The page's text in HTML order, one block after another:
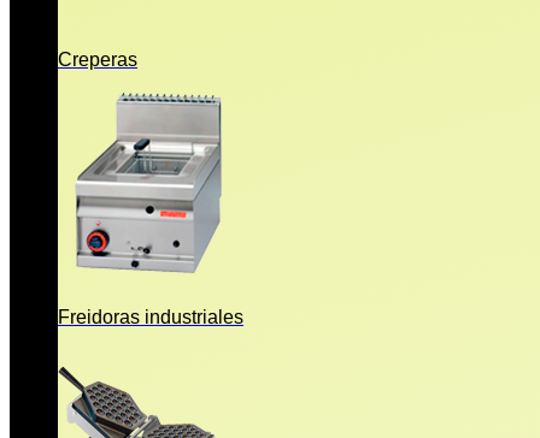
Creperas
Freidoras industriales